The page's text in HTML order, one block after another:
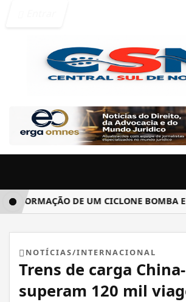
FORMAÇÃO DE UM CICLONE BOMBA
NOTÍCIAS/INTERNACIONAL
Trens de carga
superam 120 mil